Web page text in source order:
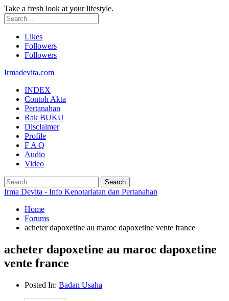
Take a fresh look at your lifestyle.
Likes
Followers
Followers
Irmadevita.com
INDEX
Contoh Akta
Pertanahan
Rak BUKU
Disclaimer
Profile
F A Q
Audio
Video
Irma Devita - Info Kenotariatan dan Pertanahan
Home
Forums
acheter dapoxetine au maroc dapoxetine vente france
acheter dapoxetine au maroc dapoxetine
vente france
Posted In: Badan Usaha